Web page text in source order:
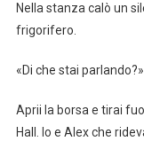
Nella stanza calò un
frigorifero.
«Di che stai
Aprii la borsa e tirai
Hall. Io e Alex che